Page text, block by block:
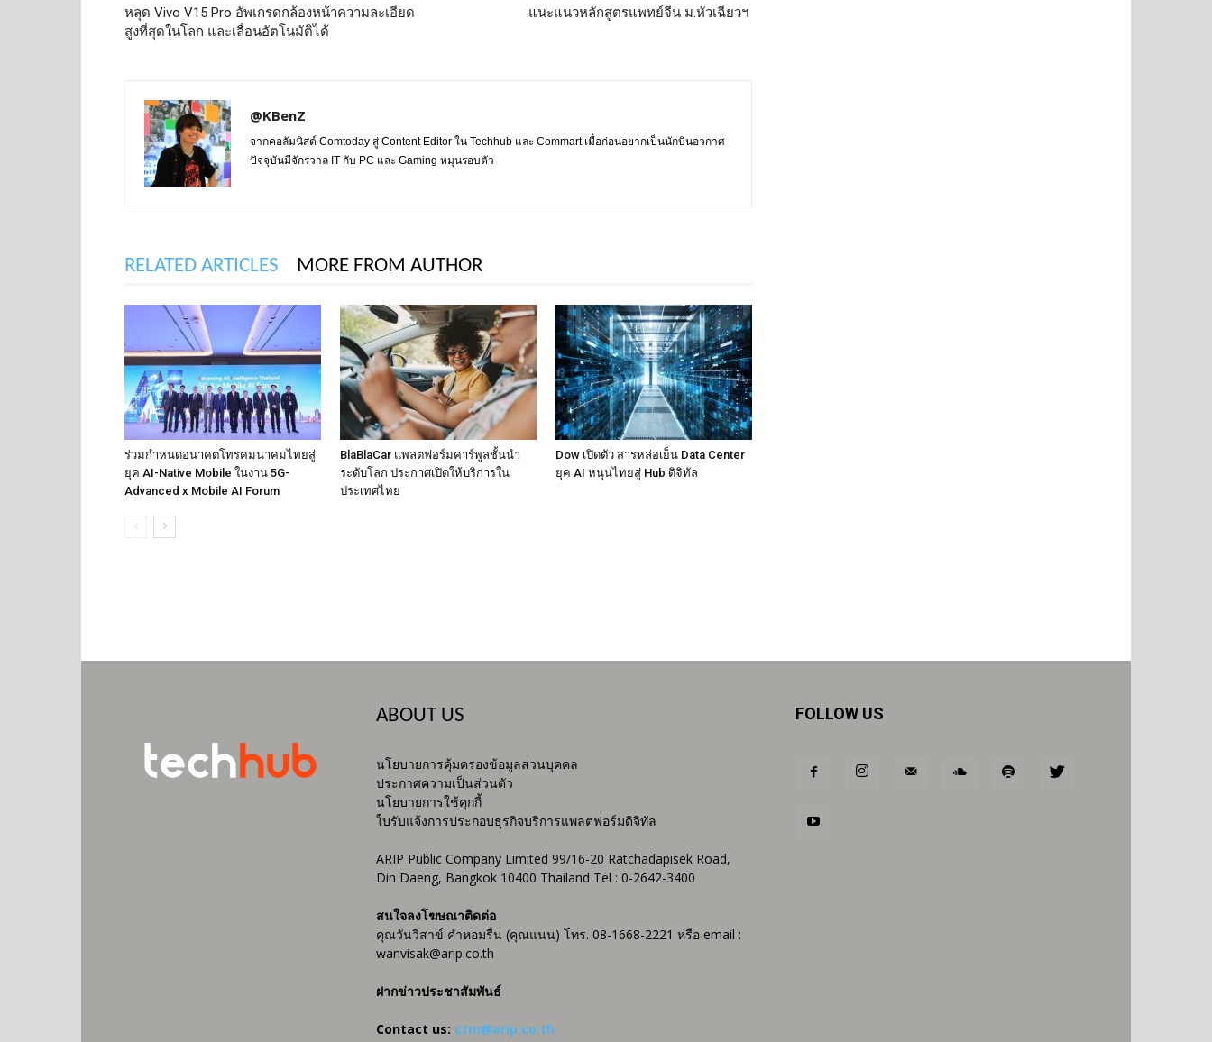
หลุด Vivo V15 Pro อัพเกรดกล้องหน้าความละเอียด
สูงที่สุดในโลก และเลื่อนอัตโนมัติได้
แนะแนวหลักสูตรแพทย์จีน ม.หัวเฉียวฯ
@KBenZ
จากคอลัมนิสต์ Comtoday สู่ Content Editor ใน Techhub และ Commart เมื่อก่อนอยากเป็นนักบินอวกาศ
ปัจจุบันมีจักรวาล IT กับ PC และ Gaming หมุนรอบตัว
RELATED ARTICLES MORE FROM AUTHOR
ร่วมกำหนดอนาคตโทรคมนาคมไทยสู่
ยุค AI-Native Mobile ในงาน 5G-
Advanced x Mobile AI Forum
BlaBlaCar แพลตฟอร์มคาร์พูลชั้นนำ
ระดับโลก ประกาศเปิดให้บริการใน
ประเทศไทย
Dow เปิดตัว สารหล่อเย็น Data Center
ยุค AI หนุนไทยสู่ Hub ดิจิทัล
ABOUT US
นโยบายการคุ้มครองข้อมูลส่วนบุคคล
ประกาศความเป็นส่วนตัว
นโยบายการใช้คุกกี้
ใบรับแจ้งการประกอบธุรกิจบริการแพลตฟอร์มดิจิทัล
ARIP Public Company Limited 99/16-20 Ratchadapisek Road,
Din Daeng, Bangkok 10400 Thailand Tel : 0-2642-3400
สนใจลงโฆษณาติดต่อ
คุณวันวิสาข์ คำหอมรื่น (คุณแนน) โทร. 08-1668-2221 หรือ email :
wanvisak@arip.co.th
ฝากข่าวประชาสัมพันธ์
Contact us: ctm@arip.co.th
FOLLOW US